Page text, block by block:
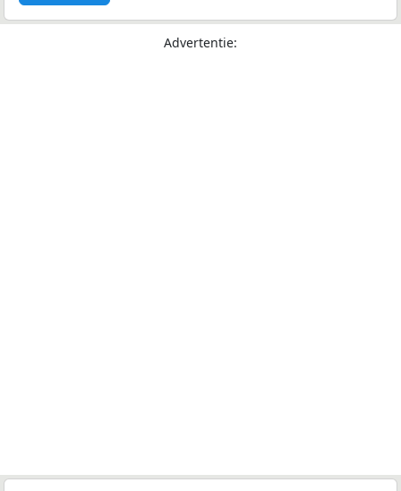
Advertentie: